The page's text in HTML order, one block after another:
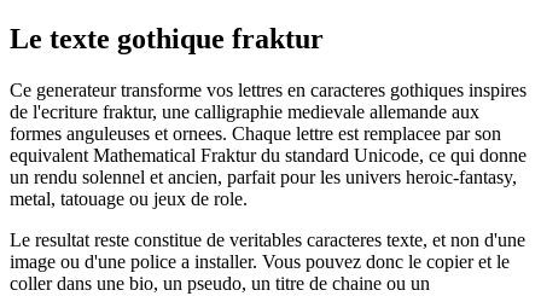
Le texte gothique fraktur
Ce generateur transforme vos lettres en caracteres gothiques inspires
de l'ecriture fraktur, une calligraphie medievale allemande aux
formes anguleuses et ornees. Chaque lettre est remplacee par son
equivalent Mathematical Fraktur du standard Unicode, ce qui donne
un rendu solennel et ancien, parfait pour les univers heroic-fantasy,
metal, tatouage ou jeux de role.
Le resultat reste constitue de veritables caracteres texte, et non d'une
image ou d'une police a installer. Vous pouvez donc le copier et le
coller dans une bio, un pseudo, un titre de chaine ou un